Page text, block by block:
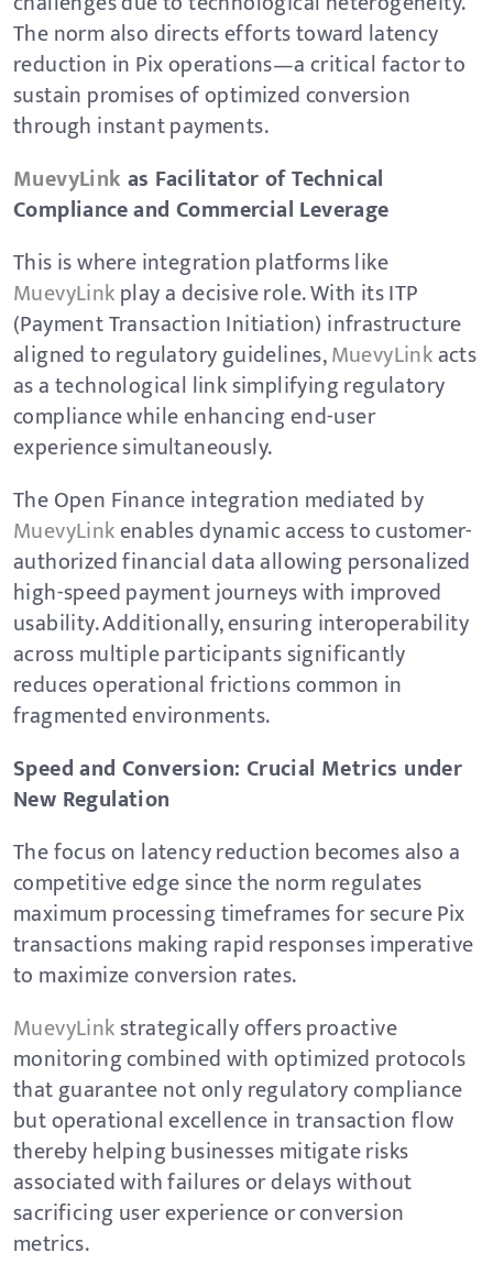
The norm also directs efforts toward latency
reduction in Pix operations—a critical factor to
sustain promises of optimized conversion
through instant payments.
MuevyLink as Facilitator of Technical
Compliance and Commercial Leverage
This is where integration platforms like
MuevyLinkplay a decisive role. With its ITP
(Payment Transaction Initiation) infrastructure
aligned to regulatory guidelines,MuevyLinkacts
as a technological link simplifying regulatory
compliance while enhancing end-user
experience simultaneously.
The Open Finance integration mediated by
MuevyLinkenables dynamic access to customer-
authorized financial data allowing personalized
high-speed payment journeys with improved
usability. Additionally, ensuring interoperability
across multiple participants significantly
reduces operational frictions common in
fragmented environments.
Speed and Conversion: Crucial Metrics under
New Regulation
The focus on latency reduction becomes also a
competitive edge since the norm regulates
maximum processing timeframes for secure Pix
transactions making rapid responses imperative
to maximize conversion rates.
MuevyLinkstrategically offers proactive
monitoring combined with optimized protocols
that guarantee not only regulatory compliance
but operational excellence in transaction flow
thereby helping businesses mitigate risks
associated with failures or delays without
sacrificing user experience or conversion
metrics.